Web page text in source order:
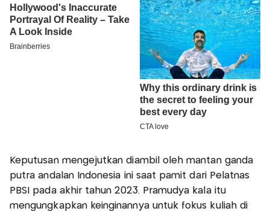
Keputusan mengejutkan diambil oleh mantan ganda
putra andalan Indonesia ini saat pamit dari Pelatnas
PBSI pada akhir tahun 2023. Pramudya kala itu
mengungkapkan keinginannya untuk fokus kuliah di